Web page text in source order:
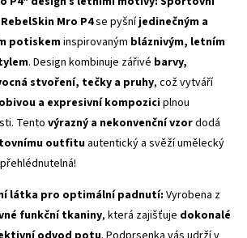
Mro P4se pyšníjedinečným a
potiskeminspirovaným bláznivým, letním
. Design kombinuje zářivé barvy,
stvoření, tečky a pruhy, což vytváří
a expresivní kompoziciplnou
Tento výrazný a nekonvenční vzordodá
outfitu autentický a svěží umělecký
látka pro optimální padnutí: Vyrobena z
funkční tkaniny, která zajišťuje dokonalé